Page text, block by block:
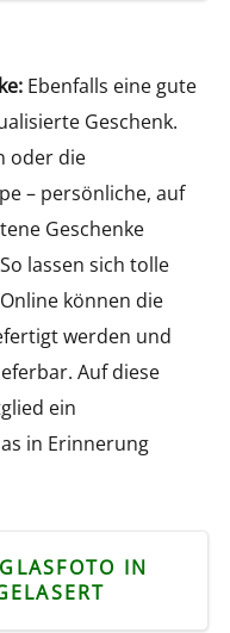
Ebenfalls eine gute
Geschenk.
oder die
– persönliche, auf
Geschenke
lassen sich tolle
können die
werden und
Auf diese
ein
in Erinnerung
IN